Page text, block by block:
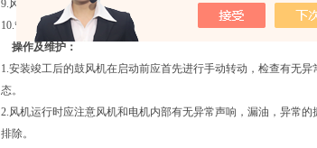
9.风机管网连接要稳固,且不许将管道重量加在风机各部件上.
10.管道中安装有调节门时,关机前要关掉风机进风调节门,出风调
操作及维护：
1.安装竣工后的鼓风机在启动前应首先进行手动转动，检查有无
态。
2.风机运行时应注意风机和电机内部有无异常声响，漏油，异常
排除。